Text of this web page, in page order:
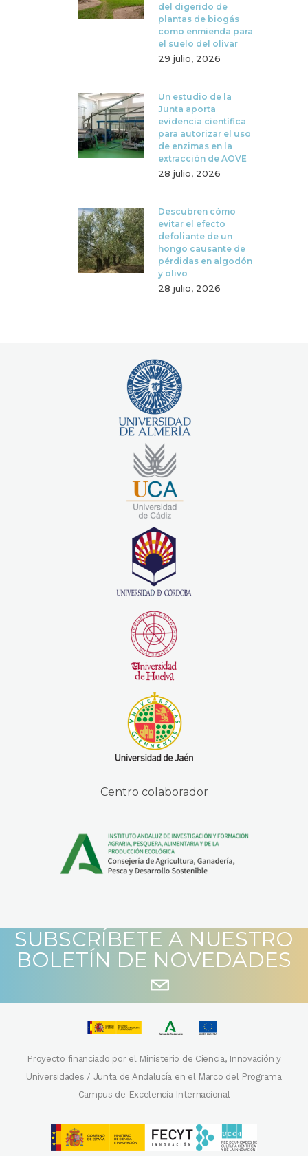
del digerido de
plantas de biogás
como enmienda para
el suelo del olivar
29 julio, 2026
Un estudio de la
Junta aporta
evidencia científica
para autorizar el uso
de enzimas en la
extracción de AOVE
28 julio, 2026
Descubren cómo
evitar el efecto
defoliante de un
hongo causante de
pérdidas en algodón
y olivo
28 julio, 2026
Centro colaborador
SUBSCRÍBETE A NUESTRO
BOLETÍN DE NOVEDADES
Proyecto financiado por el Ministerio de Ciencia, Innovación y
Universidades / Junta de Andalucía en el Marco del Programa
Campus de Excelencia Internacional